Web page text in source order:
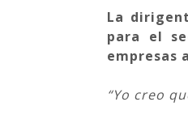
La
para el
empresas
“Yo creo